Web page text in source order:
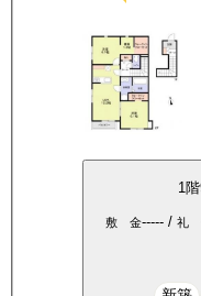
1階
敷 金-----/ 礼